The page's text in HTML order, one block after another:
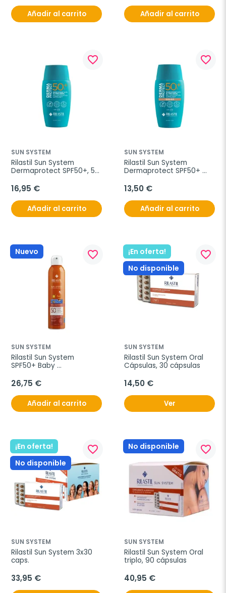
Añadir al carrito Añadir al carrito
favorite_border
SUN SYSTEM
Rilastil Sun System
Dermaprotect SPF50+, 50
16,95 €
Añadir al carrito
favorite_border
SUN SYSTEM
Rilastil Sun System
Dermaprotect SPF50+
13,50 €
Añadir al carrito
Nuevo favorite_border
SUN SYSTEM
Rilastil Sun System
SPF50+ Baby
ml
26,75 €
Añadir al carrito
¡En oferta!
No disponible
favorite_border
SUN SYSTEM
Rilastil Sun System Oral
Cápsulas, 30 cápsulas
14,50 €
Ver
¡En oferta!
No disponible
favorite_border
SUN SYSTEM
Rilastil Sun System 3x30
caps.
33,95 €
No disponible favorite_border
SUN SYSTEM
Rilastil Sun System Oral
triplo, 90 cápsulas
40,95 €